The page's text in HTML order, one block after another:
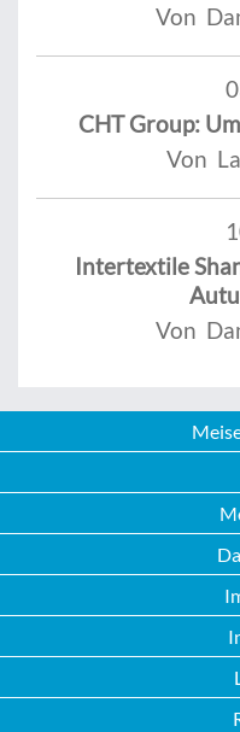
Von
CHT Group:
Von
Intertextile
Von